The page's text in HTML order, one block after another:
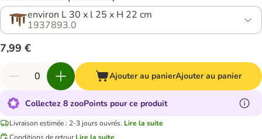
environ L 30 x l 25 x H 22 cm
1937893.0
7,99 €
Ajouter au panierAjouter au panier
Collectez 8 zooPoints pour ce produit
Livraison estimée : 2-3 jours ouvrés. Lire la suite
Conditions de retour Lire la suite